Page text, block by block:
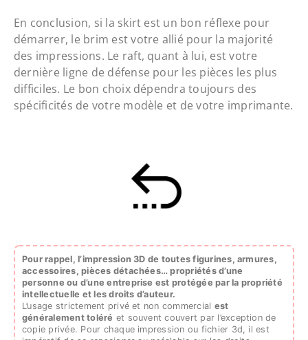
En conclusion, si la skirt est un bon réflexe pour
démarrer, le brim est votre allié pour la majorité
des impressions. Le raft, quant à lui, est votre
dernière ligne de défense pour les pièces les plus
difficiles. Le bon choix dépendra toujours des
spécificités de votre modèle et de votre imprimante.
Pour rappel, l’impression 3D de toutes figurines, armures,
accessoires, pièces détachées…propriétés d’une
personne ou d’une entreprise est protégée par la propriété
intellectuelle et les droits d’auteur.
L’usage strictement privé et non commercial est
généralement toléré et souvent couvert par l’exception de
copie privée. Pour chaque impression ou fichier 3d, il est